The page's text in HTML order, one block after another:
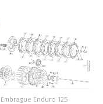
Embrague Enduro 125